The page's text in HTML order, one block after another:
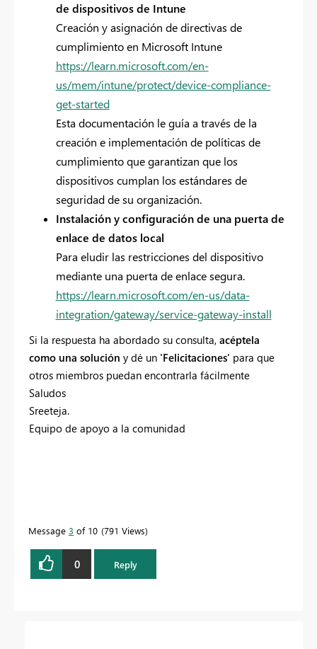
de dispositivos de Intune
Creación y asignación de directivas de
cumplimiento en Microsoft Intune
https://learn.microsoft.com/en-
us/mem/intune/protect/device-compliance-
get-started
Esta documentación le guía a través de la
creación e implementación de políticas de
cumplimiento que garantizan que los
dispositivos cumplan los estándares de
seguridad de su organización.
Instalación y configuración de una puerta de
enlace de datos local
Para eludir las restricciones del dispositivo
mediante una puerta de enlace segura.
https://learn.microsoft.com/en-us/data-
integration/gateway/service-gateway-install
Si la respuesta ha abordado su consulta, acéptela
como una solución y dé un 'Felicitaciones' para que
otros miembros puedan encontrarla fácilmente
Saludos
Sreeteja.
Equipo de apoyo a la comunidad
Message 3 of 10 791 Views
0 Reply